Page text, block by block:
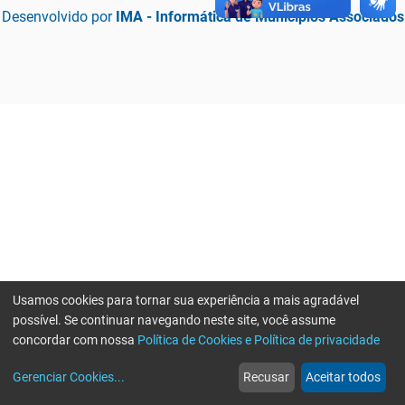
Desenvolvido por IMA - Informática de Municípios Associados
web
Notícias
more_horiz
Mais
Usamos cookies para tornar sua experiência a mais agradável
possível. Se continuar navegando neste site, você assume
concordar com nossa Política de Cookies e Política de privacidade
Gerenciar Cookies... Recusar Aceitar todos
Erro ao enviar informações, por favor tente novamente